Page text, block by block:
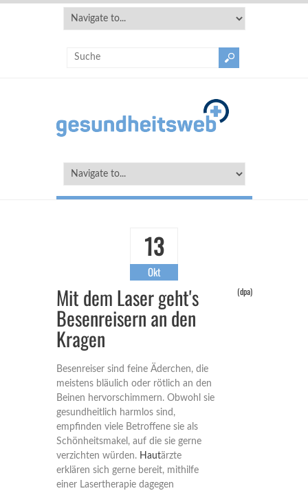
13
Okt
Mit dem Laser geht's
Besenreisern an den
Kragen
(dpa)
Besenreiser sind feine Äderchen, die
meistens bläulich oder rötlich an den
Beinen hervorschimmern. Obwohl sie
gesundheitlich harmlos sind,
empfinden viele Betroffene sie als
Schönheitsmakel, auf die sie gerne
verzichten würden. Hautärzte
erklären sich gerne bereit, mithilfe
einer Lasertherapie dagegen